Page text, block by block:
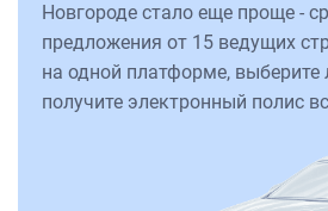
Новгороде стало еще проще -
предложения от 15 ведущих
на одной платформе, выберите
получите электронный полис